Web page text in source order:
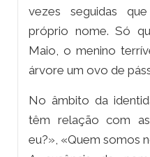
vezes seguidas
próprio nome. Só
Maio, o menino
árvore um ovo de
No âmbito da
têm relação com
eu?», «Quem somos